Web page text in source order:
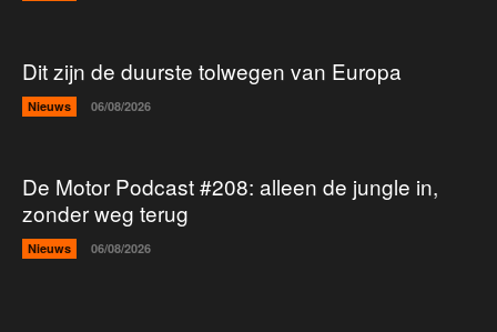
Dit zijn de duurste tolwegen van Europa
Nieuws 06/08/2026
De Motor Podcast #208: alleen de jungle in,
zonder weg terug
Nieuws 06/08/2026